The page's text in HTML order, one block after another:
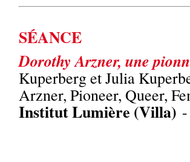
SÉANCE
Dorothy Arzner, une
Kuperberg et Julia
Arzner, Pioneer, Queer,
Institut Lumière (Villa)